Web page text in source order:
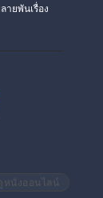
ยพันเรื่อง
หนังออนไลน์